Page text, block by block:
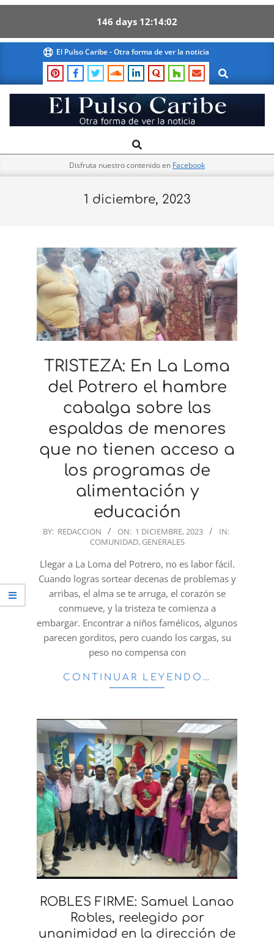
146 days 12 14 02
content
El Pulso Caribe - Otra forma de ver la noticia
Search
El
Pulso
Navigation
Search
Disfruta nuestro contenido en Facebook
1 diciembre, 2023
TRISTEZA: En La Loma
del Potrero el hambre
cabalga sobre las
espaldas de menores
que no tienen acceso a
los programas de
alimentación y
educación
2023-
01
BY: REDACCION ON: 1 DICIEMBRE, 2023
IN:
COMUNIDAD, GENERALES
Llegar a La Loma del Potrero, no es labor fácil.
Cuando logras sortear decenas de problemas y
arribas, el alma se te arruga, el corazón se
conmueve, y la tristeza te comienza a
embargar. Encontrar a niños famélicos, algunos
parecen gorditos, pero cuando los cargas, su
peso no compensa con
CONTINUAR LEYENDO…
ROBLES FIRME: Samuel Lanao
Robles, reelegido por
unanimidad en la dirección de